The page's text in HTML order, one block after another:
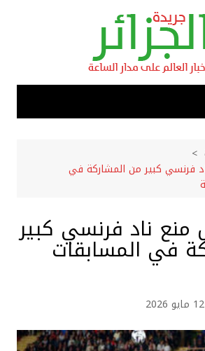
فرنسي كبير من المشاركة في
منع ناد فرنسي كبير
في المسابقات
12 مايو 2026